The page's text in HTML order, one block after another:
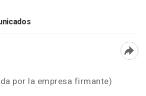
por la empresa firmante)